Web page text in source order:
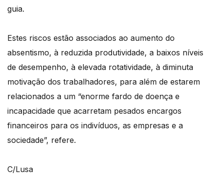
guia.
Estes riscos estão associados ao aumento do
absentismo, à reduzida produtividade, a baixos níveis
de desempenho, à elevada rotatividade, à diminuta
motivação dos trabalhadores, para além de estarem
relacionados a um “enorme fardo de doença e
incapacidade que acarretam pesados encargos
financeiros para os indivíduos, as empresas e a
sociedade”, refere.
C/Lusa